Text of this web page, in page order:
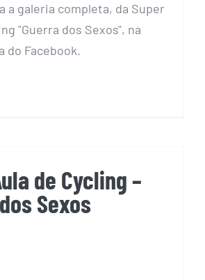
a galeria completa, da Super
"Guerra dos Sexos", na
do Facebook.
de Cycling –
Sexos